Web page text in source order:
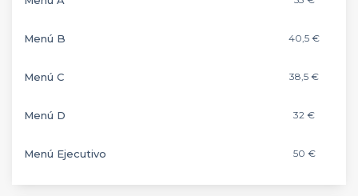
Menú B 40,5 €
Menú C 38,5 €
Menú D 32 €
Menú Ejecutivo 50 €